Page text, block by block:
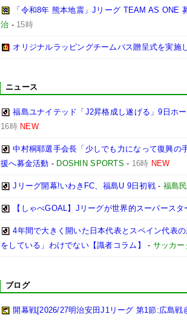
「令和8年 熊本地震」Jリーグ TEAM AS ONE
治 - 15時
オリジナルラッピングチームバス贈呈式を実施
ニュース
福島ユナイテッド「J2昇格成し遂げる」9日ホ
16時 NEW
中村桐耶選手会長「少しでも力になって復興の
援へ募金活動 - DOSHIN SPORTS - 16時 NEW
Jリーグ開幕!いわきFC、福島U 9日初戦- 福島
【しゃべGOAL】Jリーグが世界的スーパース
4年間で大きく開いた日本代表とスペイン代表
をしている」わけでない【識者コラム】
- サッカ
ブログ
開幕戦[2026/27明治安田J1リーグ 第1節:広島戦